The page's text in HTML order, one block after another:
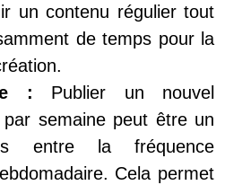
un contenu régulier tout
de temps pour la
: Publier un nouvel
semaine peut être un
entre la fréquence
Cela permet